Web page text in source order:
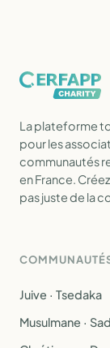
La plateforme
pour les
communautés
en France.
pas juste de la
Juive · Tsedaka
Musulmane ·